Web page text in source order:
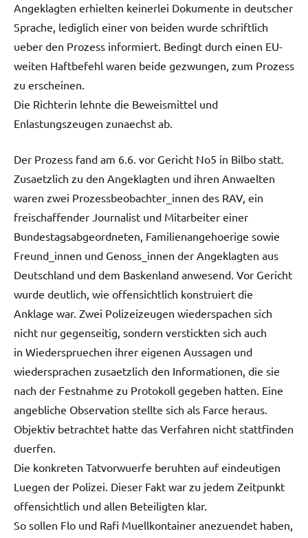
Angeklagten erhielten keinerlei Dokumente in deutscher
Sprache, lediglich einer von beiden wurde schriftlich
ueber den Prozess informiert. Bedingt durch einen EU-
weiten Haftbefehl waren beide gezwungen, zum Prozess
zu erscheinen.
Die Richterin lehnte die Beweismittel und
Enlastungszeugen zunaechst ab.
Der Prozess fand am 6.6. vor Gericht No5 in Bilbo statt.
Zusaetzlich zu den Angeklagten und ihren Anwaelten
waren zwei Prozessbeobachter_innen des RAV, ein
freischaffender Journalist und Mitarbeiter einer
Bundestagsabgeordneten, Familienangehoerige sowie
Freund_innen und Genoss_innen der Angeklagten aus
Deutschland und dem Baskenland anwesend. Vor Gericht
wurde deutlich, wie offensichtlich konstruiert die
Anklage war. Zwei Polizeizeugen wiederspachen sich
nicht nur gegenseitig, sondern verstickten sich auch
in Wiederspruechen ihrer eigenen Aussagen und
wiedersprachen zusaetzlich den Informationen, die sie
nach der Festnahme zu Protokoll gegeben hatten. Eine
angebliche Observation stellte sich als Farce heraus.
Objektiv betrachtet hatte das Verfahren nicht stattfinden
duerfen.
Die konkreten Tatvorwuerfe beruhten auf eindeutigen
Luegen der Polizei. Dieser Fakt war zu jedem Zeitpunkt
offensichtlich und allen Beteiligten klar.
So sollen Flo und Rafi Muellkontainer anezuendet haben,